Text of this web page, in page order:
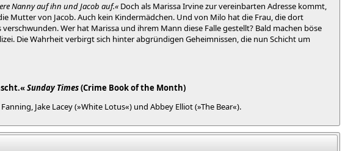
Nanny auf ihn und Jacob auf.« Doch als Marissa Irvine zur vereinbarten Adresse kommt,
Mutter von Jacob. Auch kein Kindermädchen. Und von Milo hat die Frau, die dort
Wer hat Marissa und ihrem Mann diese Falle gestellt? Bald machen böse
Die Wahrheit verbirgt sich hinter abgründigen Geheimnissen, die nun Schicht um
Sunday Times(Crime Book of the Month)
Jake Lacey (»White Lotus«) und Abbey Elliot (»The Bear«).